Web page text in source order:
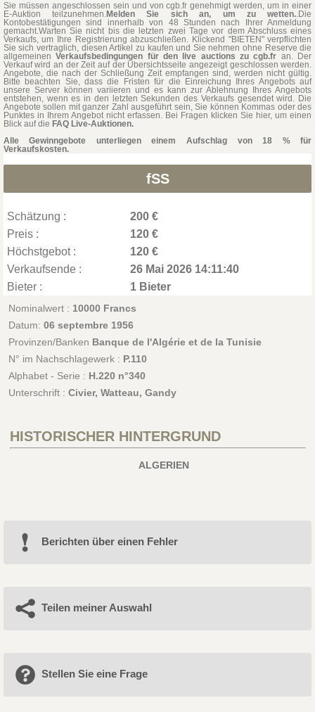
Sie müssen angeschlossen sein und von cgb.fr genehmigt werden, um in einer
E-Auktion teilzunehmen.Melden Sie sich an, um zu wetten..Die
Kontobestätigungen sind innerhalb von 48 Stunden nach Ihrer Anmeldung
gemacht.Warten Sie nicht bis die letzten zwei Tage vor dem Abschluss eines
Verkaufs, um Ihre Registrierung abzuschließen. Klickend "BIETEN" verpflichten
Sie sich vertraglich, diesen Artikel zu kaufen und Sie nehmen ohne Reserve die
allgemeinenVerkaufsbedingungen für den live auctions zu cgb.fr an. Der
Verkauf wird an der Zeit auf der Übersichtsseite angezeigt geschlossen werden.
Angebote, die nach der Schließung Zeit empfangen sind, werden nicht gültig.
Bitte beachten Sie, dass die Fristen für die Einreichung Ihres Angebots auf
unsere Server können variieren und es kann zur Ablehnung Ihres Angebots
entstehen, wenn es in den letzten Sekunden des Verkaufs gesendet wird. Die
Angebote sollen mit ganzer Zahl ausgeführt sein, Sie können Kommas oder des
Punktes in Ihrem Angebot nicht erfassen. Bei Fragen klicken Sie hier, um einen
Blick auf die FAQ Live-Auktionen.
Alle Gewinngebote unterliegen einem Aufschlag von 18 % für
Verkaufskosten.
fSS
Schätzung :
200 €
Preis :
120 €
Höchstgebot :
120 €
Verkaufsende :
26 Mai 2026 14:11:40
Bieter :
1 Bieter
Nominalwert : 10000 Francs
Datum: 06 septembre 1956
Provinzen/Banken Banque de l'Algérie et de la Tunisie
N° im Nachschlagewerk : P.110
Alphabet - Serie : H.220 n°340
Unterschrift : Civier, Watteau, Gandy
HISTORISCHER HINTERGRUND
ALGERIEN
Berichten über einen Fehler
Teilen meiner Auswahl
Stellen Sie eine Frage